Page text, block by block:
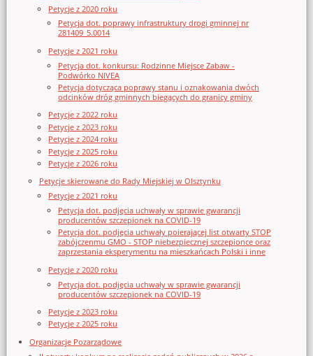
Petycje z 2020 roku
Petycja dot. poprawy infrastruktury drogi gminnej nr
281409_5.0014
Petycje z 2021 roku
Petycja dot. konkursu: Rodzinne Miejsce Zabaw -
Podwórko NIVEA
Petycja dotycząca poprawy stanu i oznakowania dwóch
odcinków dróg gminnych biegących do granicy gminy
Petycje z 2022 roku
Petycje z 2023 roku
Petycje z 2024 roku
Petycje z 2025 roku
Petycje z 2026 roku
Petycje skierowane do Rady Miejskiej w Olsztynku
Petycje z 2021 roku
Petycja dot. podjęcia uchwały w sprawie gwarancji
producentów szczepionek na COVID-19
Petycja dot. podjęcia uchwały poierającej list otwarty STOP
zabójczenmu GMO - STOP niebezpiecznej szczepionce oraz
zaprzestania eksperymentu na mieszkańcach Polski i inne
Petycje z 2020 roku
Petycja dot. podjęcia uchwały w sprawie gwarancji
producentów szczepionek na COVID-19
Petycje z 2023 roku
Petycje z 2025 roku
Organizacje Pozarządowe